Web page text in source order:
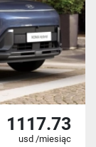
1117.73
usd /miesiąc